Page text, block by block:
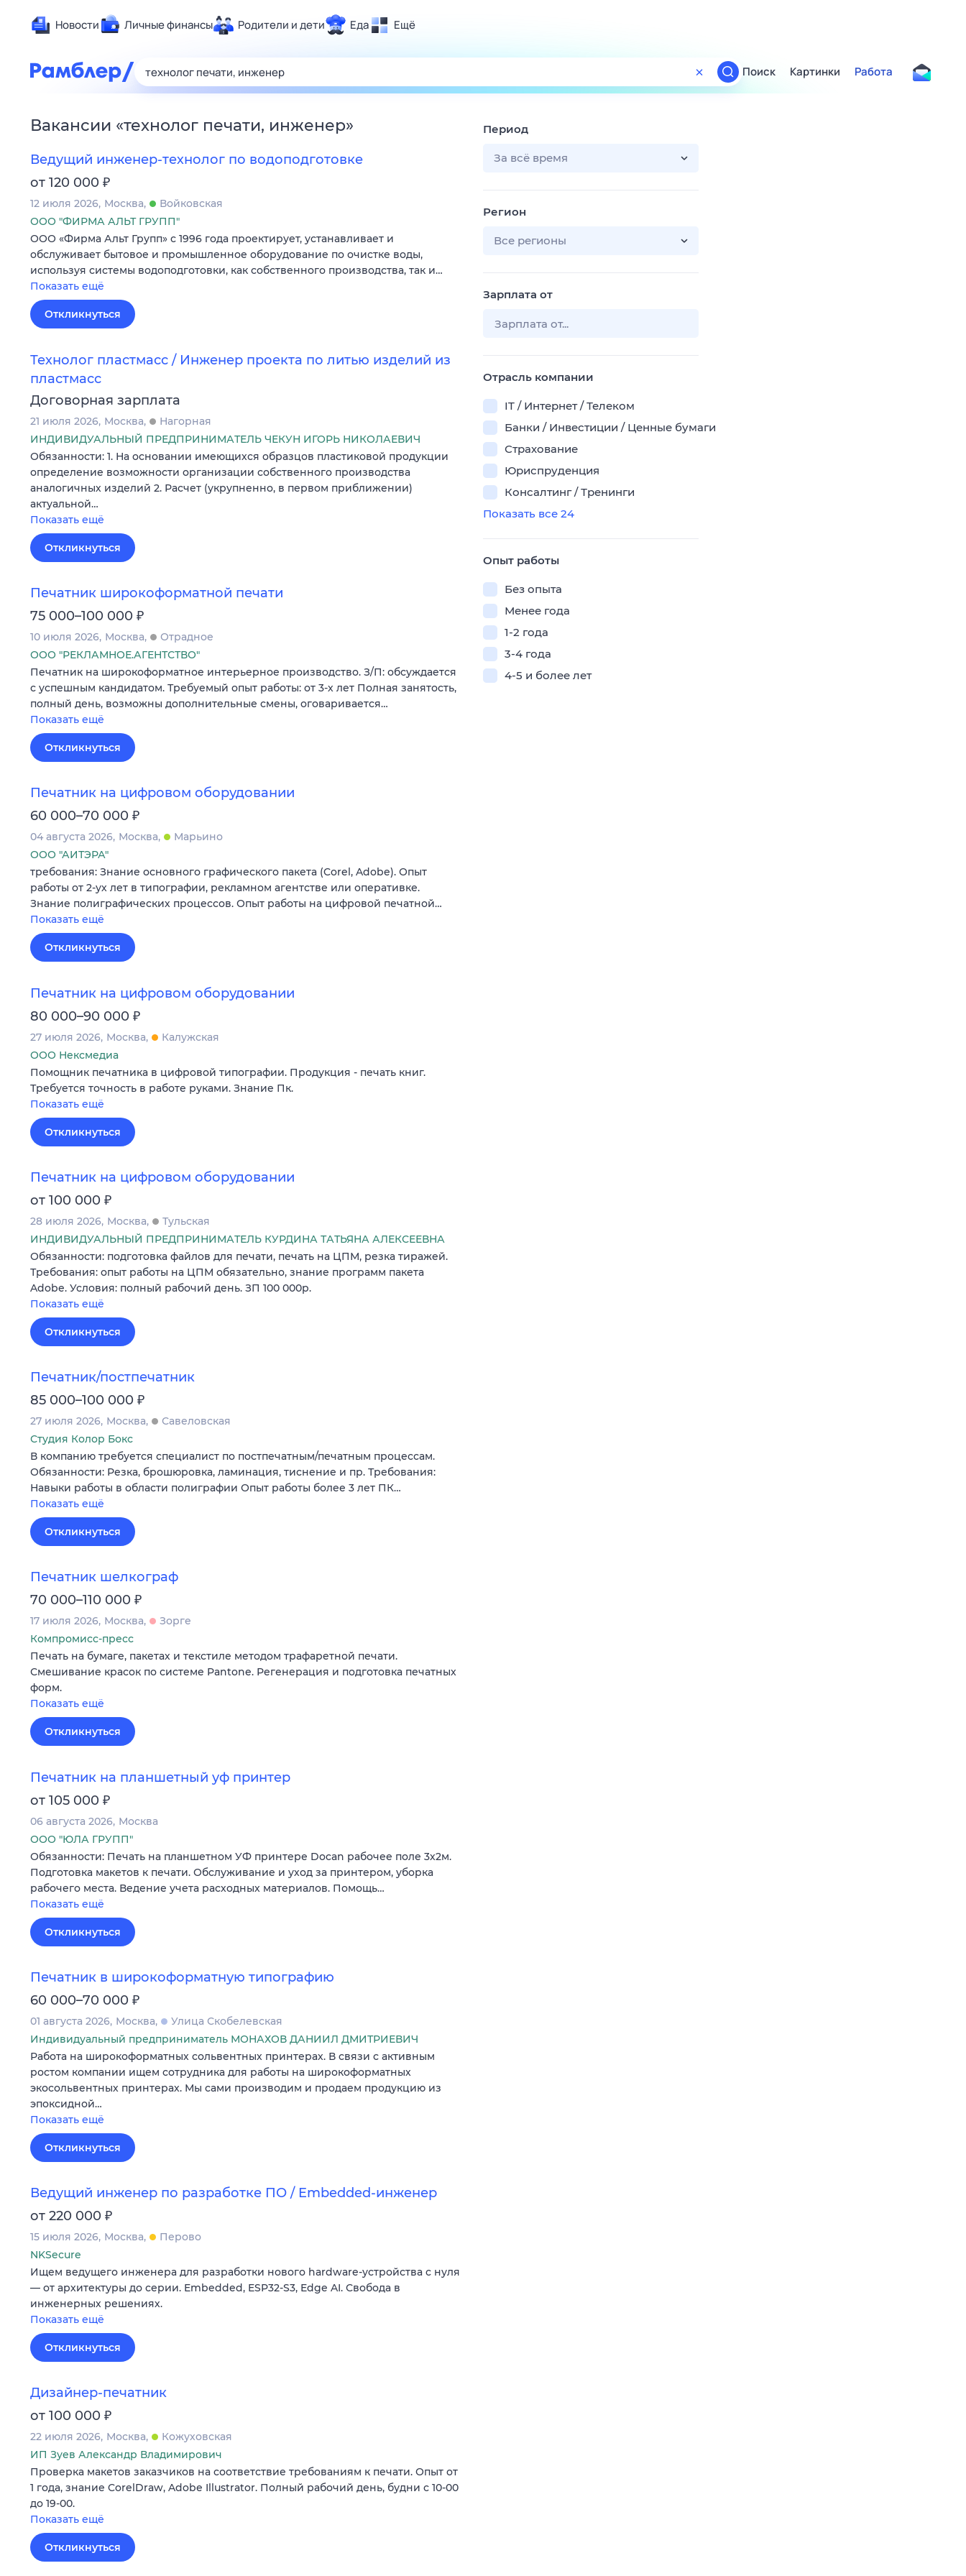
Новости Личные финансы Родители и дети Еда Ещё
Здоровье
Развлечения и отдых
Спорт
Карьера
Сберегаем вместе
Гороскопы
Поиск
ТВ-программа
Поиск Картинки Работа
Вакансии «технолог печати, инженер»
Ведущий инженер-технолог по водоподготовке
от 120 000 ₽
12 июля 2026 Москва
Войковская
ООО "ФИРМА АЛЬТ ГРУПП"
ООО «Фирма Альт Групп» с 1996 года проектирует, устанавливает и
обслуживает бытовое и промышленное оборудование по очистке воды,
используя системы водоподготовки, как собственного производства, так и…
Показать ещё
Откликнуться
Технолог пластмасс / Инженер проекта по литью изделий из
пластмасс
Договорная зарплата
21 июля 2026 Москва
Нагорная
ИНДИВИДУАЛЬНЫЙ ПРЕДПРИНИМАТЕЛЬ ЧЕКУН ИГОРЬ НИКОЛАЕВИЧ
Обязанности: 1. На основании имеющихся образцов пластиковой продукции
определение возможности организации собственного производства
аналогичных изделий 2. Расчет (укрупненно, в первом приближении)
актуальной…
Показать ещё
Откликнуться
Печатник широкоформатной печати
75 000–100 000 ₽
10 июля 2026 Москва
Отрадное
ООО "РЕКЛАМНОЕ.АГЕНТСТВО"
Печатник на широкоформатное интерьерное производство. З/П: обсуждается
с успешным кандидатом. Требуемый опыт работы: от 3-х лет Полная занятость,
полный день, возможны дополнительные смены, оговаривается…
Показать ещё
Откликнуться
Печатник на цифровом оборудовании
60 000–70 000 ₽
04 августа 2026 Москва
Марьино
ООО "АИТЭРА"
требования: Знание основного графического пакета (Corel, Adobe). Опыт
работы от 2-ух лет в типографии, рекламном агентстве или оперативке.
Знание полиграфических процессов. Опыт работы на цифровой печатной…
Показать ещё
Откликнуться
Печатник на цифровом оборудовании
80 000–90 000 ₽
27 июля 2026 Москва
Калужская
ООО Нексмедиа
Помощник печатника в цифровой типографии. Продукция - печать книг.
Требуется точность в работе руками. Знание Пк.
Показать ещё
Откликнуться
Печатник на цифровом оборудовании
от 100 000 ₽
28 июля 2026 Москва
Тульская
ИНДИВИДУАЛЬНЫЙ ПРЕДПРИНИМАТЕЛЬ КУРДИНА ТАТЬЯНА АЛЕКСЕЕВНА
Обязанности: подготовка файлов для печати, печать на ЦПМ, резка тиражей.
Требования: опыт работы на ЦПМ обязательно, знание программ пакета
Adobe. Условия: полный рабочий день. ЗП 100 000р.
Показать ещё
Откликнуться
Печатник/постпечатник
85 000–100 000 ₽
27 июля 2026 Москва
Савеловская
Студия Колор Бокс
В компанию требуется специалист по постпечатным/печатным процессам.
Обязанности: Резка, брошюровка, ламинация, тиснение и пр. Требования:
Навыки работы в области полиграфии Опыт работы более 3 лет ПК…
Показать ещё
Откликнуться
Печатник шелкограф
70 000–110 000 ₽
17 июля 2026 Москва
Зорге
Компромисс-пресс
Печать на бумаге, пакетах и текстиле методом трафаретной печати.
Смешивание красок по системе Pantone. Регенерация и подготовка печатных
форм.
Показать ещё
Откликнуться
Печатник на планшетный уф принтер
от 105 000 ₽
06 августа 2026 Москва
ООО "ЮЛА ГРУПП"
Обязанности: Печать на планшетном УФ принтере Docan рабочее поле 3х2м.
Подготовка макетов к печати. Обслуживание и уход за принтером, уборка
рабочего места. Ведение учета расходных материалов. Помощь…
Показать ещё
Откликнуться
Печатник в широкоформатную типографию
60 000–70 000 ₽
01 августа 2026 Москва
Улица Скобелевская
Индивидуальный предприниматель МОНАХОВ ДАНИИЛ ДМИТРИЕВИЧ
Работа на широкоформатных сольвентных принтерах. В связи с активным
ростом компании ищем сотрудника для работы на широкоформатных
экосольвентных принтерах. Мы сами производим и продаем продукцию из
эпоксидной…
Показать ещё
Откликнуться
Ведущий инженер по разработке ПО / Embedded-инженер
от 220 000 ₽
15 июля 2026 Москва
Перово
NKSecure
Ищем ведущего инженера для разработки нового hardware-устройства с нуля
— от архитектуры до серии. Embedded, ESP32-S3, Edge AI. Свобода в
инженерных решениях.
Показать ещё
Откликнуться
Дизайнер-печатник
от 100 000 ₽
22 июля 2026 Москва
Кожуховская
ИП Зуев Александр Владимирович
Проверка макетов заказчиков на соответствие требованиям к печати. Опыт от
1 года, знание CorelDraw, Adobe Illustrator. Полный рабочий день, будни с 10-00
до 19-00.
Показать ещё
Откликнуться
Период
За всё время
Регион
Все регионы
Зарплата от
Отрасль компании
IT / Интернет / Телеком
Банки / Инвестиции / Ценные бумаги
Страхование
Юриспруденция
Консалтинг / Тренинги
Показать все 24
Опыт работы
Без опыта
Менее года
1-2 года
3-4 года
4-5 и более лет